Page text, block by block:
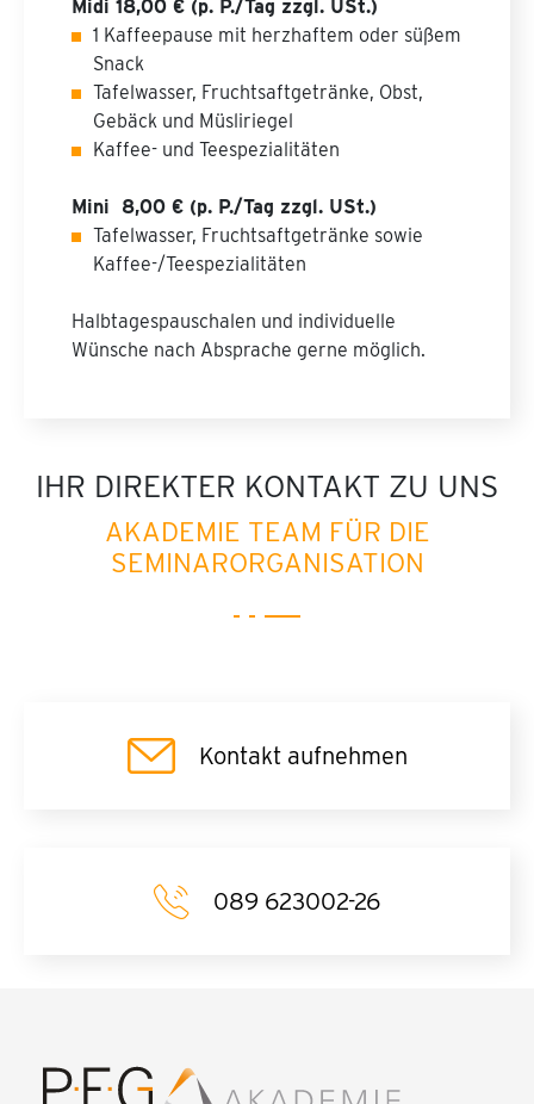
Midi 18,00 € (p. P./Tag zzgl. USt.)
1 Kaffeepause mit herzhaftem oder süßem
Snack
Tafelwasser, Fruchtsaftgetränke, Obst,
Gebäck und Müsliriegel
Kaffee- und Teespezialitäten
Mini 8,00 € (p. P./Tag zzgl. USt.)
Tafelwasser, Fruchtsaftgetränke sowie
Kaffee-/Teespezialitäten
Halbtagespauschalen und individuelle
Wünsche nach Absprache gerne möglich.
IHR DIREKTER KONTAKT ZU UNS
AKADEMIE TEAM FÜR DIE
SEMINARORGANISATION
Kontakt aufnehmen
089 623002-26